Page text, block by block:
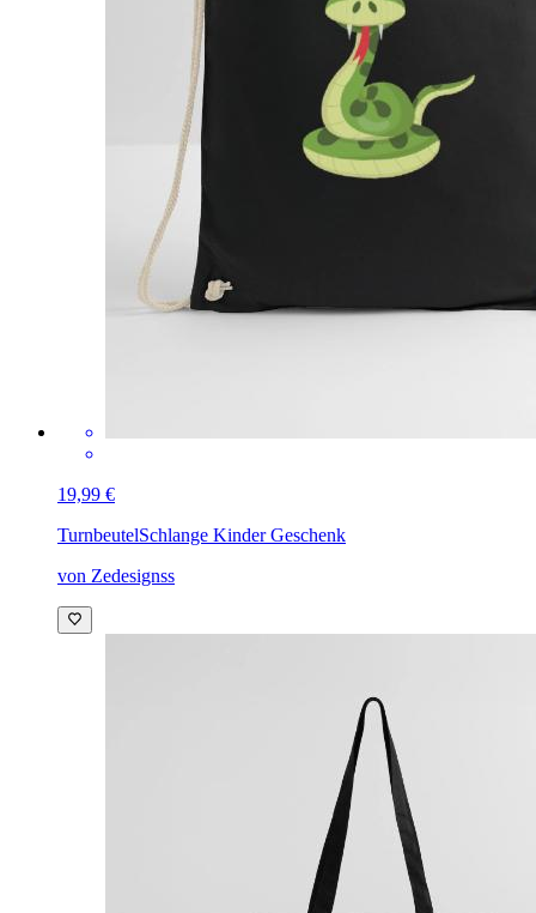
19,99 €
TurnbeutelSchlange Kinder Geschenk
von Zedesignss